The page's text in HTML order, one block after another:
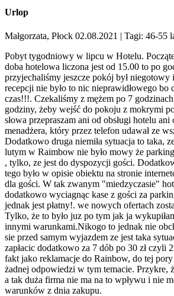
Urlop
Małgorzata, Płock 02.08.2021 | Tagi: 46-55
Pobyt tygodniowy w lipcu w Hotelu.
doba hotelowa liczona jest od 15.00 to po
przyjechaliśmy jeszcze pokój był niegotowy
recepcji nie było to nic nieprawidłowego bo
czas!!!. Czekaliśmy z mężem po 7
godziny, żeby wejść do pokoju z mokrymi
słowa przepraszam ani od obsługi hotelu
menadżera, który przez telefon udawał ze
Dodatkowo druga niemiła sytuacja to taka,
lutym w Raimbow nie było mowy że
, tylko, ze jest do dyspozycji gości.
tego było w opisie obiektu na stronie
dla gości. W tak zwanym "miedzyczasie"
dodatkowo wyciagnąc kase z gości za
jednak jest płatny!. we nowych ofertach
Tylko, że to było juz po tym jak ja
innymi warunkami.Nikogo to jednak nie
sie przed samym wyjazdem ze jest taka
zapłacic dodatkowo za 7 dób po 30 zł czyli
fakt jako reklamacje do Rainbow, do tej
żadnej odpowiedzi w tym temacie. Przykre,
a tak duża firma nie ma na to wpływu i nie
warunków z dnia zakupu.